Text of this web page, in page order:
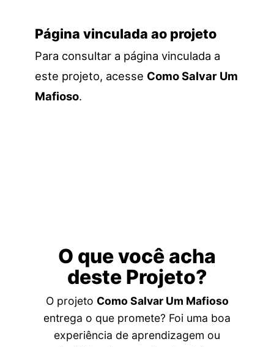
Página vinculada ao projeto
Para consultar a página vinculada a
este projeto, acesse Como Salvar Um
Mafioso.
O que você acha
deste Projeto?
O projeto Como Salvar Um Mafioso
entrega o que promete? Foi uma boa
experiência de aprendizagem ou